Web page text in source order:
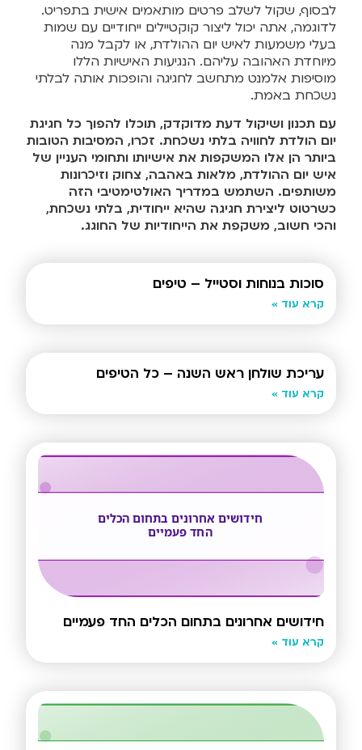
לבסוף, שקול לשלב פרטים מותאמים אישית בתפריט.
לדוגמה, אתה יכול ליצור קוקטיילים ייחודיים עם שמות
בעלי משמעות לאיש יום ההולדת, או לקבל מנה
מיוחדת האהובה עליהם. הנגיעות האישיות הללו
מוסיפות אלמנט מתחשב לחגיגה והופכות אותה לבלתי
נשכחת באמת.
עם תכנון ושיקול דעת מדוקדק, תוכלו להפוך כל חגיגת
יום הולדת לחוויה בלתי נשכחת. זכרו, המסיבות הטובות
ביותר הן אלו המשקפות את אישיותו ותחומי העניין של
איש יום ההולדת, מלאות באהבה, צחוק וזיכרונות
משותפים. השתמש במדריך האולטימטיבי הזה
כשרטוט ליצירת חגיגה שהיא ייחודית, בלתי נשכחת,
והכי חשוב, משקפת את הייחודיות של החוגג.
סוכות בנוחות וסטייל – טיפים
קרא עוד »
עריכת שולחן ראש השנה – כל הטיפים
קרא עוד »
חידושים אחרונים בתחום הכלים החד פעמיים
קרא עוד »